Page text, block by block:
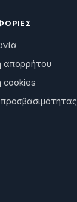
απορρήτου
cookies